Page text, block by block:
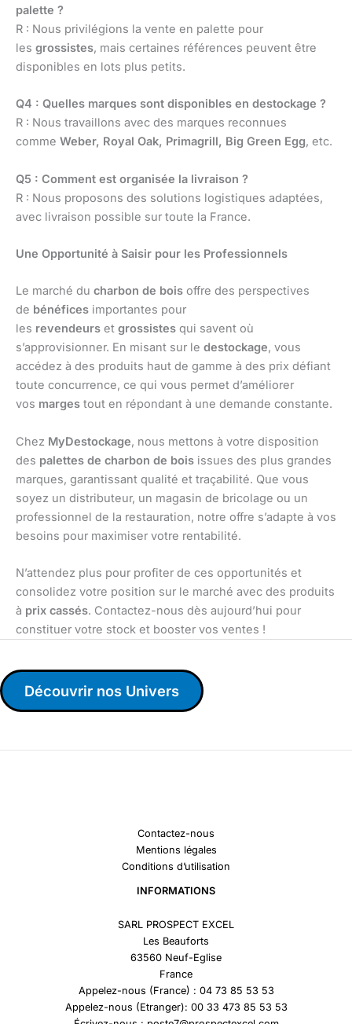
palette ?
R : Nous privilégions la vente en palette pour
les grossistes, mais certaines références peuvent être
disponibles en lots plus petits.
Q4 : Quelles marques sont disponibles en destockage ?
R : Nous travaillons avec des marques reconnues
comme Weber, Royal Oak, Primagrill, Big Green Egg, etc.
Q5 : Comment est organisée la livraison ?
R : Nous proposons des solutions logistiques adaptées,
avec livraison possible sur toute la France.
Une Opportunité à Saisir pour les Professionnels
Le marché du charbon de bois offre des perspectives
de bénéfices importantes pour
les revendeurs et grossistes qui savent où
s’approvisionner. En misant sur le destockage, vous
accédez à des produits haut de gamme à des prix défiant
toute concurrence, ce qui vous permet d’améliorer
vos marges tout en répondant à une demande constante.
Chez MyDestockage, nous mettons à votre disposition
des palettes de charbon de bois issues des plus grandes
marques, garantissant qualité et traçabilité. Que vous
soyez un distributeur, un magasin de bricolage ou un
professionnel de la restauration, notre offre s’adapte à vos
besoins pour maximiser votre rentabilité.
N’attendez plus pour profiter de ces opportunités et
consolidez votre position sur le marché avec des produits
à prix cassés. Contactez-nous dès aujourd’hui pour
constituer votre stock et booster vos ventes !
Découvrir nos Univers
Contactez-nous
Mentions légales
Conditions d’utilisation
INFORMATIONS
SARL PROSPECT EXCEL
Les Beauforts
63560 Neuf-Eglise
France
Appelez-nous (France) : 04 73 85 53 53
Appelez-nous (Etranger): 00 33 473 85 53 53